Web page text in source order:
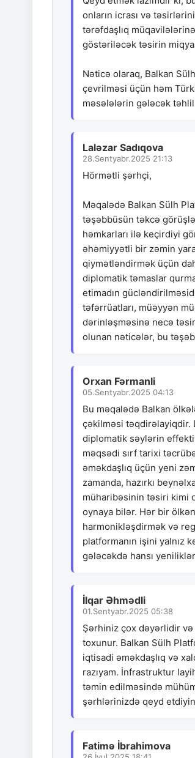
onların icrası və
tərəfdaşlıq
göstəriləcək təsirin
Nəticə olaraq, Balkan
çevrilməsi üçün həm
məsələlərin gələcək
Laləzar Sadıqova
28.Sentyabr.2025 21:13
Hörmətli şərhçi,
Məqalədə Balkan Sülh
təşəbbüsün təkcə
həmkarları ilə keçirdiyi
əhəmiyyətli bir zəmin
qiymətləndirmək üçün
diplomatik təmaslar
etimadın
təfərrüatları, müəyyən
dərinləşməsinə necə təsir
olunan nəticələr, bu
Orxan Fərmanli
05.Sentyabr.2025 04:13
Bu məqalədə Balkan
çəkilməsi təqdirəlayiqdir.
diplomatik səylərin
məqsədi sırf tarixi
əməkdaşlıq üçün yeni
zamanda, hazırkı
müharibəsinin təsiri kimi
oynaya bilər. Hər bir
harmonikləşdirmək və
platformanın işini yalnız
gələcəkdə hansı
İlqar Əhmədli
01.Sentyabr.2025 05:38
Şərhiniz çox dəyərlidir
toxunur. Balkan Sülh
iqtisadi əməkdaşlıq və
razıyam. İnfrastruktur
təmin edilməsində
şərhlərinizdə qeyd
Fatimə İbrahimova